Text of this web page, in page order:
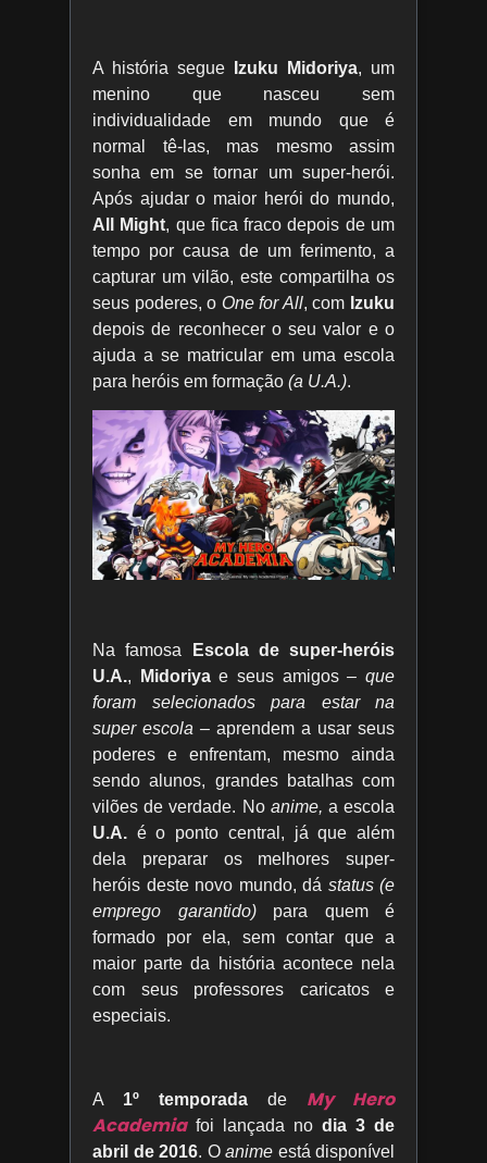
A história segue Izuku Midoriya, um
menino que nasceu sem
individualidade em mundo que é
normal tê-las, mas mesmo assim
sonha em se tornar um super-herói.
Após ajudar o maior herói do mundo,
All Might, que fica fraco depois de um
tempo por causa de um ferimento, a
capturar um vilão, este compartilha os
seus poderes, o One for All, com Izuku
depois de reconhecer o seu valor e o
ajuda a se matricular em uma escola
para heróis em formação (a U.A.).
Na famosa
Escola de super-heróis
U.A., Midoriyae seus amigos– que
foram selecionados para estar na
super escola – aprendem a usar seus
poderes e enfrentam, mesmo ainda
sendo alunos, grandes batalhas com
vilões de verdade. No anime, a escola
U.A. é o ponto central, já que além
dela preparar os melhores super-
heróis deste novo mundo, dá status (e
emprego garantido)para quem é
formado por ela, sem contar que a
maior parte da história acontece nela
com seus professores caricatos e
especiais.
A 1º temporada de My Hero
Academiafoi lançada no dia 3 de
abril de 2016. O anime está disponível